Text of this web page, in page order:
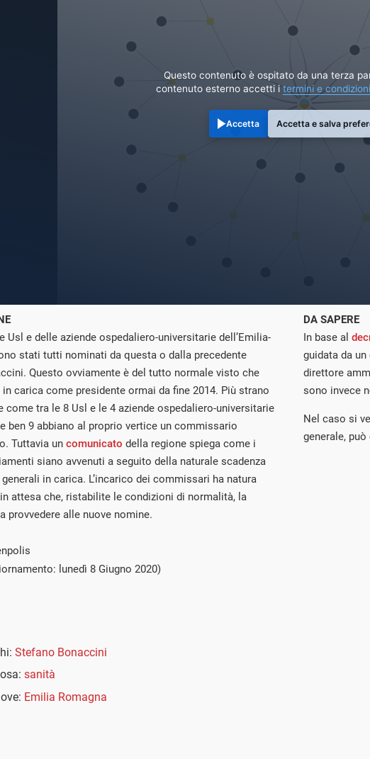
Questo contenuto è ospitato da una terza
contenuto esterno accetti i termini e condizioni
Accetta Accetta e salva
Usl e delle aziende ospedaliero-universitarie dell’Emilia-
stati tutti nominati da questa o dalla precedente
Questo ovviamente è del tutto normale visto che
carica come presidente ormai da fine 2014. Più strano
come tra le 8 Usl e le 4 aziende ospedaliero-universitarie
ben 9 abbiano al proprio vertice un commissario
Tuttavia un comunicato della regione spiega come i
siano avvenuti a seguito della naturale scadenza
in carica. L’incarico dei commissari ha natura
attesa che, ristabilite le condizioni di normalità, la
provvedere alle nuove nomine.
DA SAPERE
In base al
guidata da
direttore
sono invece
Nel caso si
generale,
lunedì 8 Giugno 2020)
Stefano Bonaccini
sanità
Emilia Romagna